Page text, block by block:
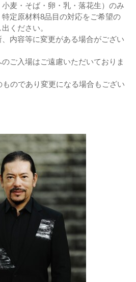
小麦・そば・卵・乳・落花生）のみ
定原材料8品目の対応をご希望の
ください。
内容等に変更がある場合がござい
ご入場はご遠慮いただいておりま
のであり変更になる場合もござい